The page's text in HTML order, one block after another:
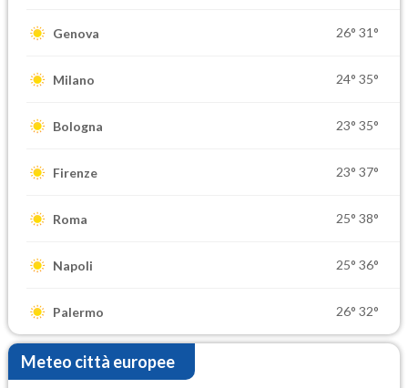
Genova 26° 31°
Milano 24° 35°
Bologna 23° 35°
Firenze 23° 37°
Roma 25° 38°
Napoli 25° 36°
Palermo 26° 32°
Meteo città europee